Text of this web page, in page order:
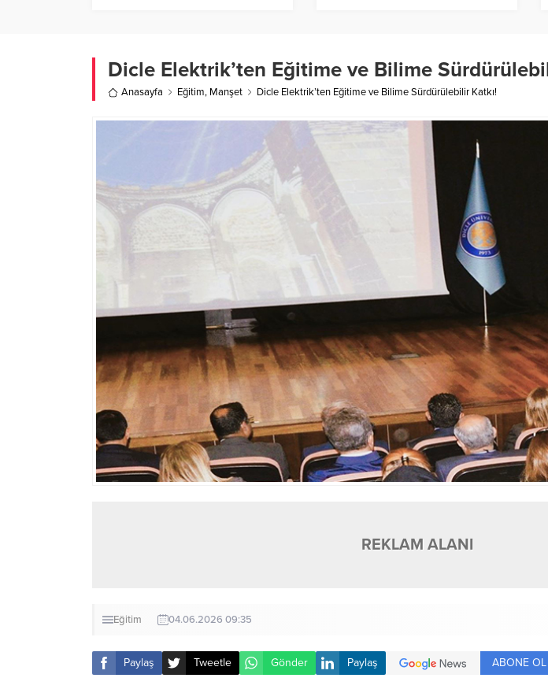
Dicle Elektrik’ten Eğitime ve Bilime
Anasayfa Eğitim, Manşet Dicle Elektrik’ten Eğitime ve Bilime Sürdürülebilir Katkı!
REKLAM ALANI
Eğitim 04.06.2026 09:35
Paylaş Tweetle Gönder Paylaş ABONE OL